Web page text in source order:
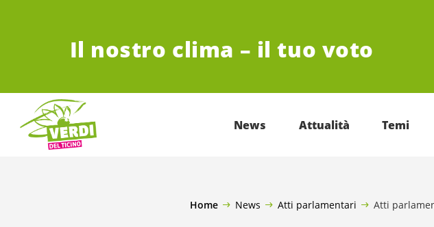
Il nostro clima – il tuo voto
News Attualità Temi
Home News Atti parlamentari Atti